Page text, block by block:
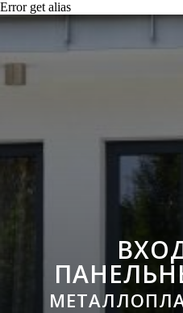
Error get alias